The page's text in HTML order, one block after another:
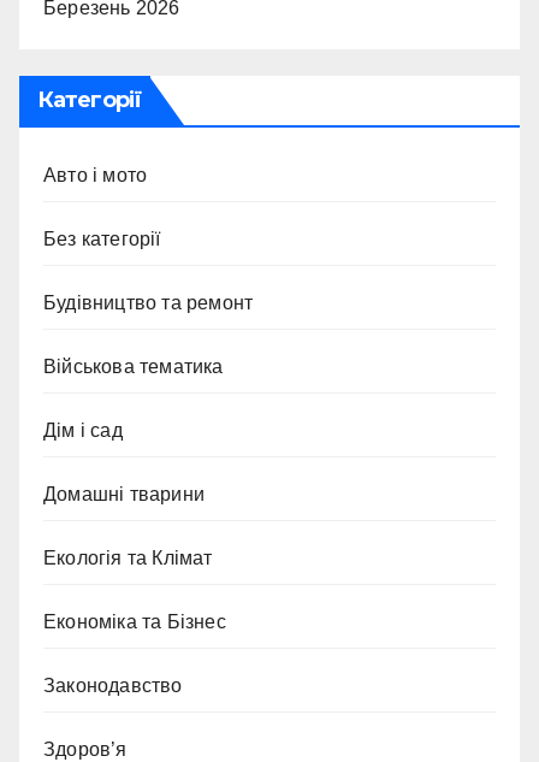
Березень 2026
Категорії
Авто і мото
Без категорії
Будівництво та ремонт
Військова тематика
Дім і сад
Домашні тварини
Екологія та Клімат
Економіка та Бізнес
Законодавство
Здоров’я